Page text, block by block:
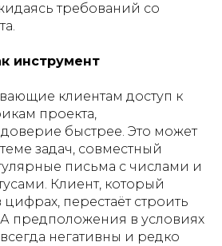
требований со
инструмент
клиентам доступ к
проекта,
доверие быстрее. Это может
задач, совместный
письма с числами и
Клиент, который
перестаёт строить
предположения в условиях
негативны и редко